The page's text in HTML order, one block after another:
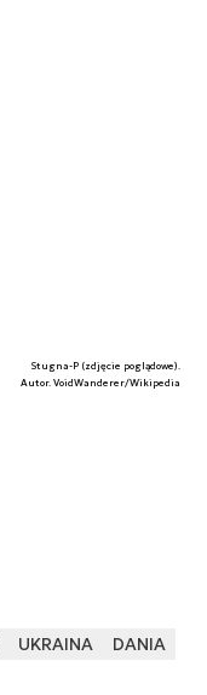
Stugna-P (zdjęcie poglądowe).
Autor. VoidWanderer/Wikipedia
UKRAINA DANIA